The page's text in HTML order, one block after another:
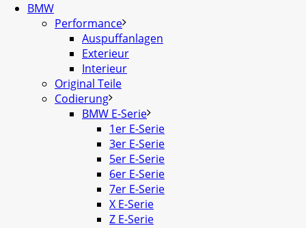
BMW
Performance
Auspuffanlagen
Exterieur
Interieur
Original Teile
Codierung
BMW E-Serie
1er E-Serie
3er E-Serie
5er E-Serie
6er E-Serie
7er E-Serie
X E-Serie
Z E-Serie